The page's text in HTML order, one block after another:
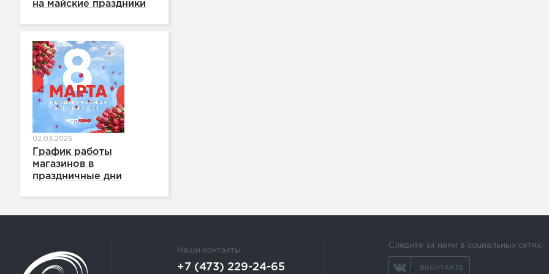
на майские праздники
02.03.2026
График работы
магазинов в
праздничные дни
Наши контакты
+7 (473) 229-24-65
Следите за нами в социальных сетях:
ВКОНТАКТЕ